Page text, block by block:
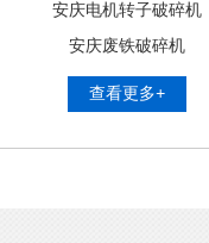
安庆电机转子破碎机
安庆废铁破碎机
查看更多+